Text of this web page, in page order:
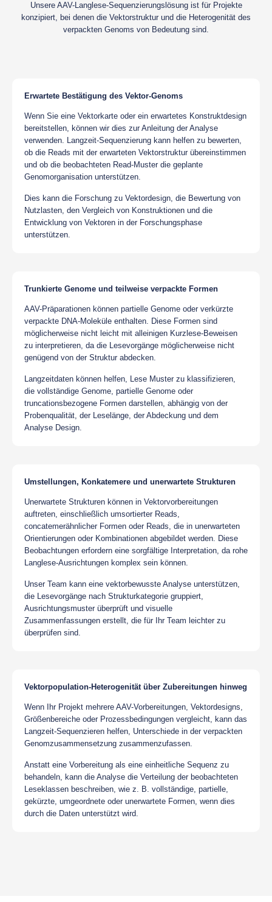
Unsere AAV-Langlese-Sequenzierungslösung ist für Projekte
konzipiert, bei denen die Vektorstruktur und die Heterogenität des
verpackten Genoms von Bedeutung sind.
Erwartete Bestätigung des Vektor-Genoms
Wenn Sie eine Vektorkarte oder ein erwartetes Konstruktdesign
bereitstellen, können wir dies zur Anleitung der Analyse
verwenden. Langzeit-Sequenzierung kann helfen zu bewerten,
ob die Reads mit der erwarteten Vektorstruktur übereinstimmen
und ob die beobachteten Read-Muster die geplante
Genomorganisation unterstützen.
Dies kann die Forschung zu Vektordesign, die Bewertung von
Nutzlasten, den Vergleich von Konstruktionen und die
Entwicklung von Vektoren in der Forschungsphase
unterstützen.
Trunkierte Genome und teilweise verpackte Formen
AAV-Präparationen können partielle Genome oder verkürzte
verpackte DNA-Moleküle enthalten. Diese Formen sind
möglicherweise nicht leicht mit alleinigen Kurzlese-Beweisen
zu interpretieren, da die Lesevorgänge möglicherweise nicht
genügend von der Struktur abdecken.
Langzeitdaten können helfen, Lese Muster zu klassifizieren,
die vollständige Genome, partielle Genome oder
truncationsbezogene Formen darstellen, abhängig von der
Probenqualität, der Leselänge, der Abdeckung und dem
Analyse Design.
Umstellungen, Konkatemere und unerwartete Strukturen
Unerwartete Strukturen können in Vektorvorbereitungen
auftreten, einschließlich umsortierter Reads,
concatemerähnlicher Formen oder Reads, die in unerwarteten
Orientierungen oder Kombinationen abgebildet werden. Diese
Beobachtungen erfordern eine sorgfältige Interpretation, da rohe
Langlese-Ausrichtungen komplex sein können.
Unser Team kann eine vektorbewusste Analyse unterstützen,
die Lesevorgänge nach Strukturkategorie gruppiert,
Ausrichtungsmuster überprüft und visuelle
Zusammenfassungen erstellt, die für Ihr Team leichter zu
überprüfen sind.
Vektorpopulation-Heterogenität über Zubereitungen hinweg
Wenn Ihr Projekt mehrere AAV-Vorbereitungen, Vektordesigns,
Größenbereiche oder Prozessbedingungen vergleicht, kann das
Langzeit-Sequenzieren helfen, Unterschiede in der verpackten
Genomzusammensetzung zusammenzufassen.
Anstatt eine Vorbereitung als eine einheitliche Sequenz zu
behandeln, kann die Analyse die Verteilung der beobachteten
Leseklassen beschreiben, wie z. B. vollständige, partielle,
gekürzte, umgeordnete oder unerwartete Formen, wenn dies
durch die Daten unterstützt wird.